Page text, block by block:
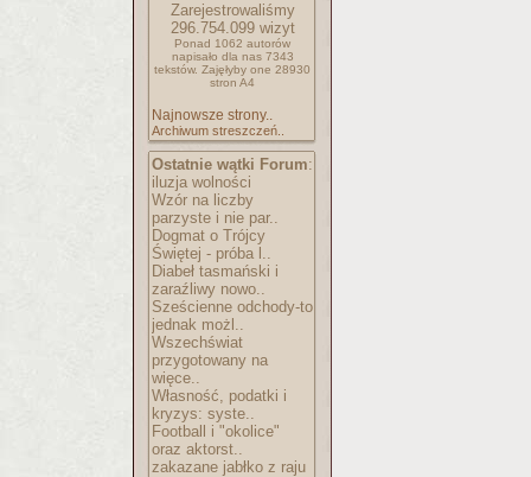
Zarejestrowaliśmy
296.754.099wizyt
Ponad 1062 autorów
napisało dla nas 7343
tekstów. Zajęłyby one 28930
stron A4
Najnowsze strony..
Archiwum streszczeń..
Ostatnie wątki Forum:
iluzja wolności
Wzór na liczby
parzyste i nie par..
Dogmat o Trójcy
Świętej - próba l..
Diabeł tasmański i
zaraźliwy nowo..
Sześcienne odchody-to
jednak możl..
Wszechświat
przygotowany na
więce..
Własność, podatki i
kryzys: syste..
Football i "okolice"
oraz aktorst..
zakazane jabłko z raju